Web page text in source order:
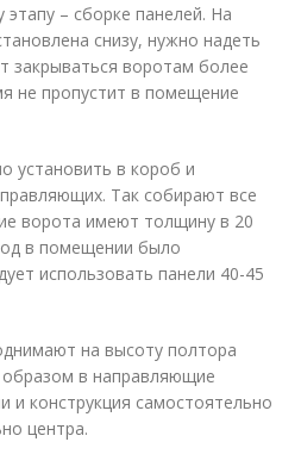
– сборке панелей. На
снизу, нужно надеть
закрываться воротам более
не пропустит в помещение
установить в короб и
Так собирают все
ворота имеют толщину в 20
в помещении было
использовать панели 40-45
на высоту полтора
в направляющие
и конструкция самостоятельно
центра.